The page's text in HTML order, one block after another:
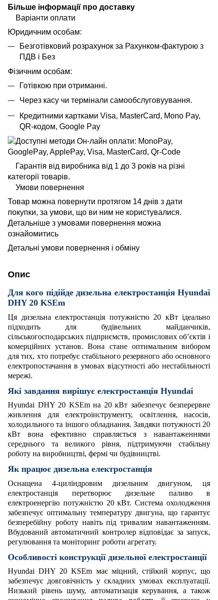
Більше інформації про доставку
Варіанти оплати
Юридичним особам:
Безготівковий розрахунок за Рахунком-фактурою з
ПДВ і Без
Фізичним особам:
Готівкою при отриманні.
Через касу чи термінали самообслуговуування.
Кредитними картками Visa, MasterCard, Mono Pay,
QR-кодом, Google Pay
Гарантія від виробника від 1 до 3 років на різні
категорії товарів.
Умови повернення
Товар можна повернути протягом 14 днів з дати
покупки, за умови, що ви ним не користувалися.
Детальніше з умовами повернення можна
ознайомитись
Детальні умови повернення і обміну
Опис
Для кого підійде дизельна електростанція Hyundai
DHY 20 KSEm
Ця дизельна електростанція потужністю 20 кВт ідеально
підходить для будівельних майданчиків,
сільськогосподарських підприємств, промислових об’єктів і
комерційних установ. Вона стане оптимальним вибором
для тих, хто потребує стабільного резервного або основного
електропостачання в умовах відсутності або нестабільності
мережі.
Які завдання вирішує електростанція Hyundai
Hyundai DHY 20 KSEm на 20 кВт забезпечує безперервне
живлення для електроінструменту, освітлення, насосів,
холодильного та іншого обладнання. Завдяки потужності 20
кВт вона ефективно справляється з навантаженнями
середнього та великого рівня, підтримуючи стабільну
роботу на виробництві, фермі чи будівництві.
Як працює дизельна електростанція
Оснащена 4-циліндровим дизельним двигуном, ця
електростанція перетворює дизельне паливо в
електроенергію потужністю 20 кВт. Система охолодження
забезпечує оптимальну температуру двигуна, що гарантує
безперебійну роботу навіть під тривалим навантаженням.
Вбудований автоматичний контролер відповідає за запуск,
регулювання та моніторинг роботи агрегату.
Особливості конструкції дизельної електростанції
Hyundai DHY 20 KSEm має міцний, стійкий корпус, що
забезпечує довговічність у складних умовах експлуатації.
Низький рівень шуму, автоматизація керування, а також